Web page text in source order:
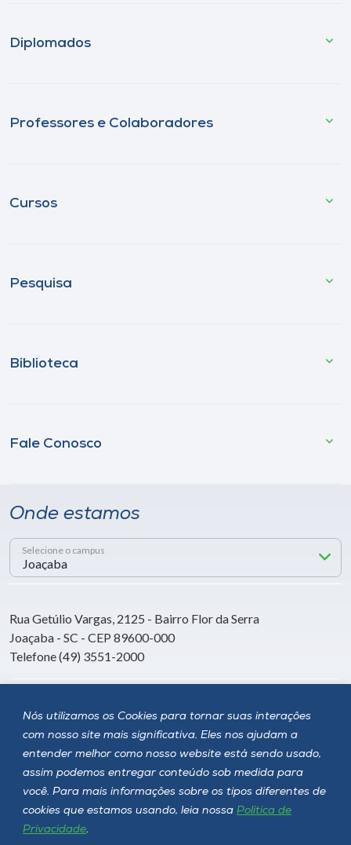
Nós utilizamos os Cookies para tornar suas interações
com nosso site mais significativa. Eles nos ajudam a
entender melhor como nosso website está sendo usado,
assim podemos entregar conteúdo sob medida para
você. Para mais informações sobre os tipos diferentes de
cookies que estamos usando, leia nossa Política de
Privacidade.
Diplomados
Professores e Colaboradores
Cursos
Pesquisa
Biblioteca
Fale Conosco
Onde estamos
Selecione o campus
Rua Getúlio Vargas, 2125 - Bairro Flor da Serra
Joaçaba - SC - CEP 89600-000
Telefone (49) 3551-2000
Siga a Unoesc